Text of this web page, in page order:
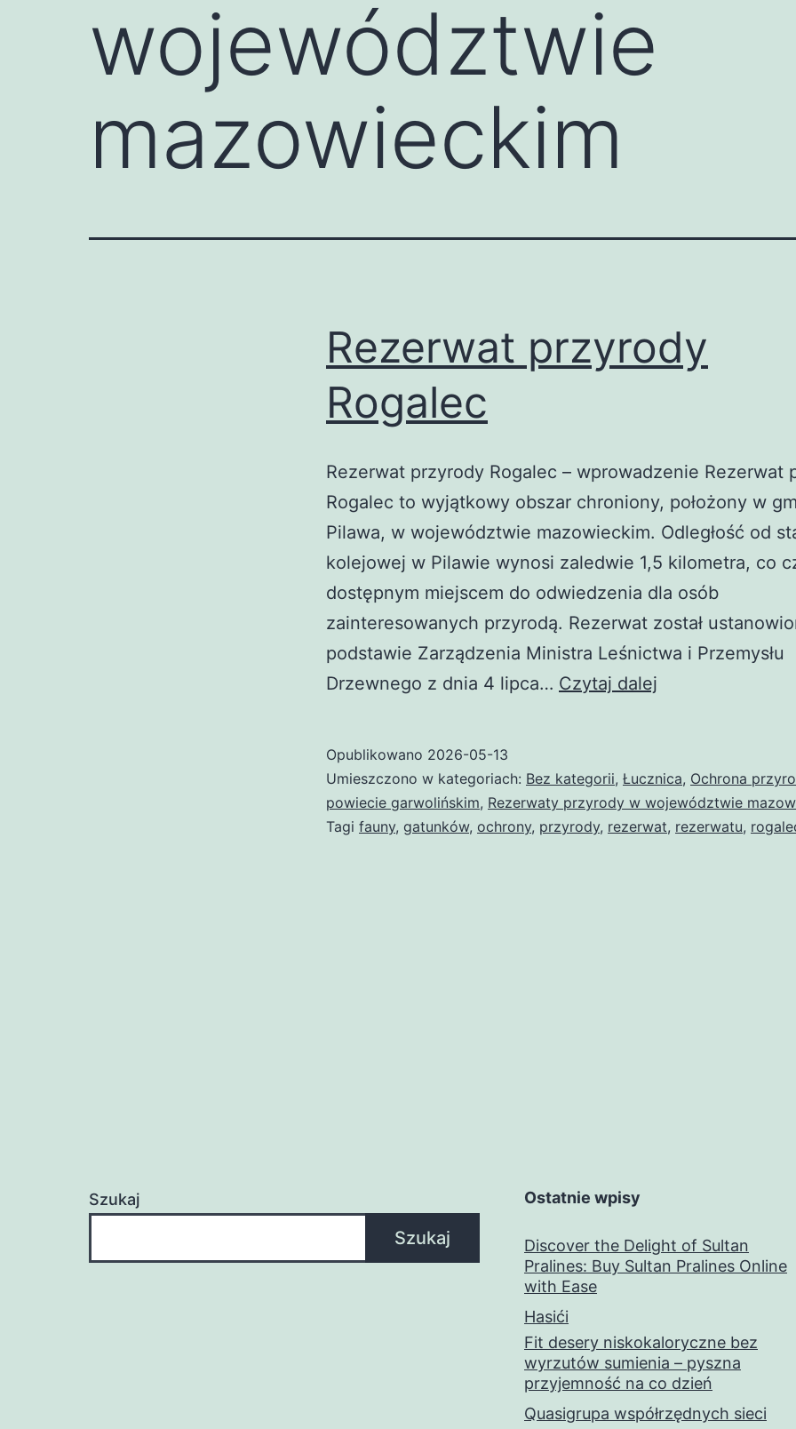
województwie
mazowieckim
Rezerwat przyrody
Rogalec
Rezerwat przyrody Rogalec – wprowadzenie Rezerwat
Rogalec to wyjątkowy obszar chroniony, położony w
Pilawa, w województwie mazowieckim. Odległość od
kolejowej w Pilawie wynosi zaledwie 1,5 kilometra, co
dostępnym miejscem do odwiedzenia dla osób
zainteresowanych przyrodą. Rezerwat został
podstawie Zarządzenia Ministra Leśnictwa i Przemysłu
Drzewnego z dnia 4 lipca… Czytaj dalej
Opublikowano 2026-05-13
Umieszczono w kategoriach: Bez kategorii, Łucznica, Ochrona
powiecie garwolińskim, Rezerwaty przyrody w województwie
Tagi fauny, gatunków, ochrony, przyrody, rezerwat, rezerwatu,
Szukaj
Szukaj
Ostatnie wpisy
Discover the Delight of Sultan
Pralines: Buy Sultan Pralines Online
with Ease
Hasići
Fit desery niskokaloryczne bez
wyrzutów sumienia – pyszna
przyjemność na co dzień
Quasigrupa współrzędnych sieci